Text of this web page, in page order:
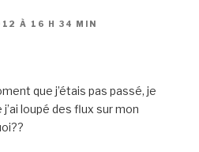
À 16 H 34 MIN
que j’étais pas passé, je
loupé des flux sur mon